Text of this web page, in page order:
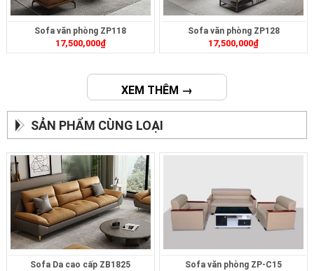
Sofa văn phòng ZP118
17,500,000₫
Sofa văn phòng ZP128
17,500,000₫
XEM THÊM →
SẢN PHẨM CÙNG LOẠI
Sofa Da cao cấp ZB1825 Sofa văn phòng ZP-C15